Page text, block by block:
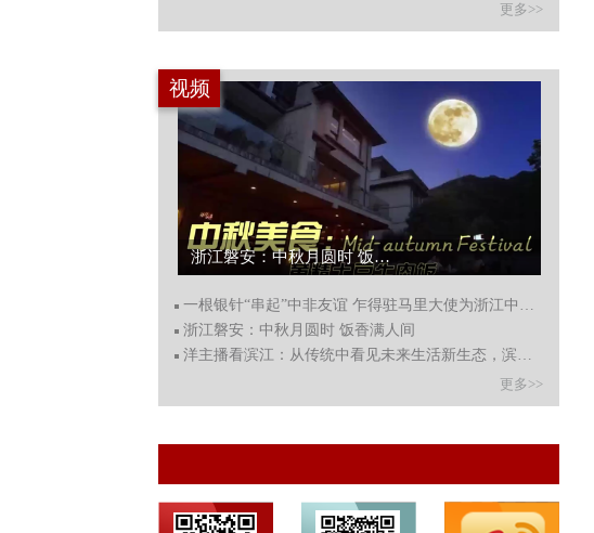
更多>>
视频
浙江磐安：中秋月圆时 饭香满人间...
一根银针“串起”中非友谊 乍得驻马里大使为浙江中医点赞
浙江磐安：中秋月圆时 饭香满人间
洋主播看滨江：从传统中看见未来生活新生态，滨江“好city
更多>>